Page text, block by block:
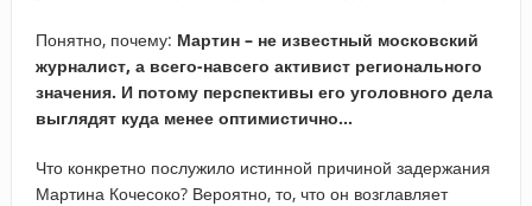
Понятно, почему: Мартин – не известный московский
журналист, а всего-навсего активист регионального
значения. И потому перспективы его уголовного дела
выглядят куда менее оптимистично…
Что конкретно послужило истинной причиной задержания
Мартина Кочесоко? Вероятно, то, что он возглавляет